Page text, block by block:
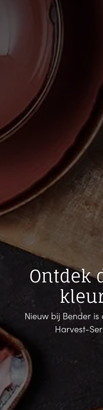
Ontdek
Nieuw bij Bender
Harvest-